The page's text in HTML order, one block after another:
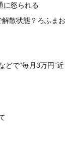
に怒られる
散状態？ろふま
どで“毎月3万円”